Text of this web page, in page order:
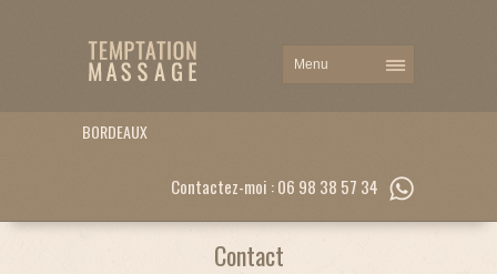
BORDEAUX
Contactez-moi : 06 98 38 57 34
Contact